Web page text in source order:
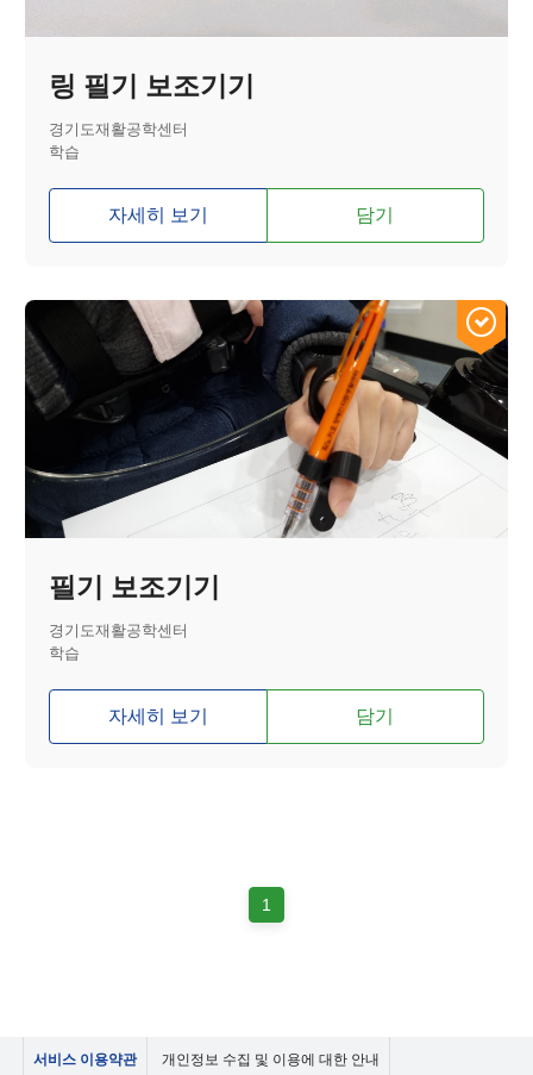
링 필기 보조기기
경기도재활공학센터
학습
자세히 보기 담기
필기 보조기기
경기도재활공학센터
학습
자세히 보기 담기
1
서비스 이용약관 개인정보 수집 및 이용에 대한 안내